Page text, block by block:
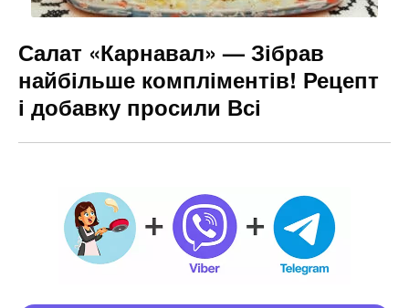
Салат «Карнавал» — Зібрав
найбільше компліментів! Рецепт
і добавку просили Всі